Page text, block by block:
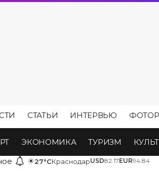
СТАТЬИ ИНТЕРВЬЮ
ЭКОНОМИКА ТУРИЗМ
☀27°CКраснодарUSD82.17EUR94.84